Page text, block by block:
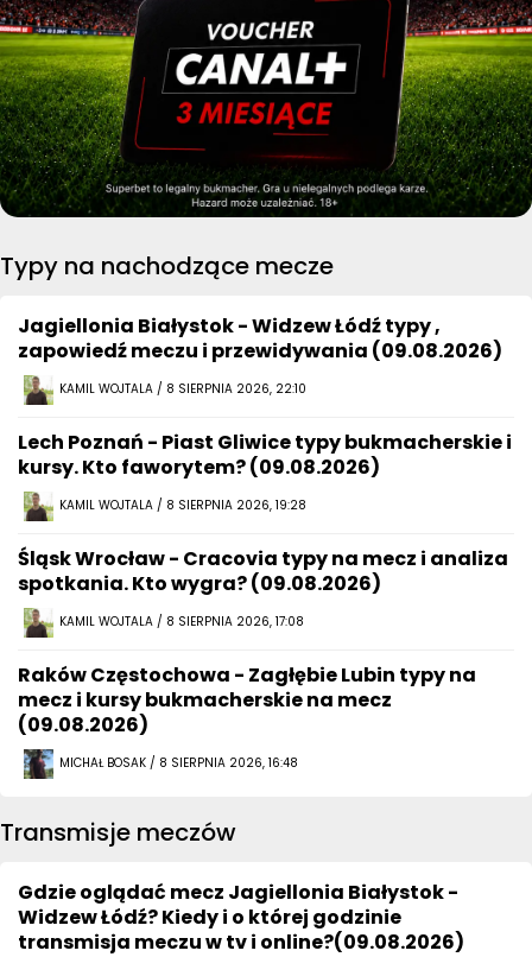
Typy na nachodzące mecze
Jagiellonia Białystok - Widzew Łódź typy ,
zapowiedź meczu i przewidywania (09.08.2026)
KAMIL WOJTALA / 8 SIERPNIA 2026, 22:10
Lech Poznań - Piast Gliwice typy bukmacherskie i
kursy. Kto faworytem? (09.08.2026)
KAMIL WOJTALA / 8 SIERPNIA 2026, 19:28
Śląsk Wrocław - Cracovia typy na mecz i analiza
spotkania. Kto wygra? (09.08.2026)
KAMIL WOJTALA / 8 SIERPNIA 2026, 17:08
Raków Częstochowa - Zagłębie Lubin typy na
mecz i kursy bukmacherskie na mecz
(09.08.2026)
MICHAŁ BOSAK / 8 SIERPNIA 2026, 16:48
Transmisje meczów
Gdzie oglądać mecz Jagiellonia Białystok -
Widzew Łódź? Kiedy i o której godzinie
transmisja meczu w tv i online?(09.08.2026)